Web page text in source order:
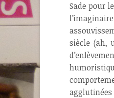
Sade pour
siècle (ah,
agglutinées